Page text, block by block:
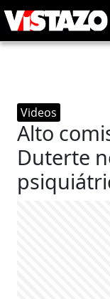
Videos
Alto
Duterte